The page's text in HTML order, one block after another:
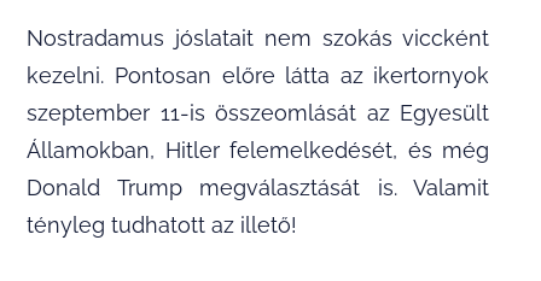
Nostradamus jóslatait nem szokás viccként
kezelni. Pontosan előre látta az ikertornyok
szeptember 11-is összeomlását az Egyesült
Államokban, Hitler felemelkedését, és még
Donald Trump megválasztását is. Valamit
tényleg tudhatott az illető!